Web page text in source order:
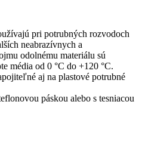
pri potrubných rozvodoch
neabrazívnych a
odolnému materiálu sú
média od 0 °C do +120 °C.
aj na plastové potrubné
páskou alebo s tesniacou